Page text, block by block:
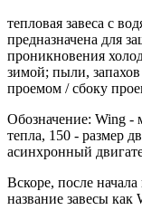
тепловая завеса с
предназначена для
проникновения
зимой; пыли,
проемом / сбоку
Обозначение: Wing -
тепла, 150 - размер
асинхронный
Вскоре, после начала
название завесы